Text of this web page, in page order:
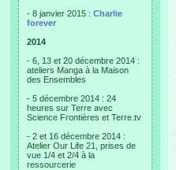
- 8 janvier 2015 : Charlie
forever
2014
- 6, 13 et 20 décembre 2014 :
ateliers Manga à la Maison
des Ensembles
- 5 décembre 2014 : 24
heures sur Terre avec
Science Frontières et Terre.tv
- 2 et 16 décembre 2014 :
Atelier Our Life 21, prises de
vue 1/4 et 2/4 à la
ressourcerie